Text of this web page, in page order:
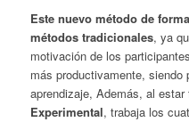
Este nuevo método de
métodos tradicionales, ya
motivación de los
más productivamente, siendo
aprendizaje, Además, al
Experimental, trabaja los